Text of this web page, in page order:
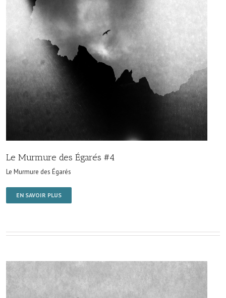
Le Murmure des Égarés #4
Le Murmure des Égarés
EN SAVOIR PLUS